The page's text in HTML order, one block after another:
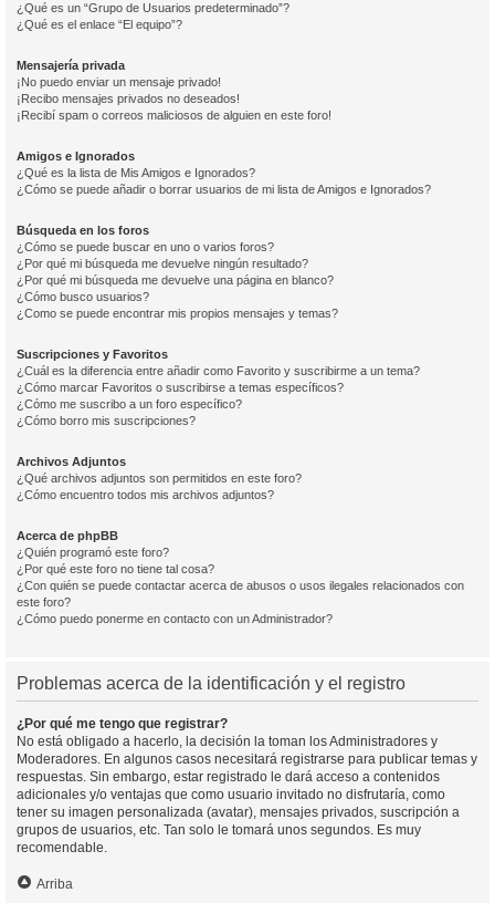
¿Qué es un “Grupo de Usuarios predeterminado”?
¿Qué es el enlace “El equipo”?
Mensajería privada
¡No puedo enviar un mensaje privado!
¡Recibo mensajes privados no deseados!
¡Recibí spam o correos maliciosos de alguien en este foro!
Amigos e Ignorados
¿Qué es la lista de Mis Amigos e Ignorados?
¿Cómo se puede añadir o borrar usuarios de mi lista de Amigos e Ignorados?
Búsqueda en los foros
¿Cómo se puede buscar en uno o varios foros?
¿Por qué mi búsqueda me devuelve ningún resultado?
¿Por qué mi búsqueda me devuelve una página en blanco?
¿Cómo busco usuarios?
¿Como se puede encontrar mis propios mensajes y temas?
Suscripciones y Favoritos
¿Cuál es la diferencia entre añadir como Favorito y suscribirme a un tema?
¿Cómo marcar Favoritos o suscribirse a temas específicos?
¿Cómo me suscribo a un foro específico?
¿Cómo borro mis suscripciones?
Archivos Adjuntos
¿Qué archivos adjuntos son permitidos en este foro?
¿Cómo encuentro todos mis archivos adjuntos?
Acerca de phpBB
¿Quién programó este foro?
¿Por qué este foro no tiene tal cosa?
¿Con quién se puede contactar acerca de abusos o usos ilegales relacionados con
este foro?
¿Cómo puedo ponerme en contacto con un Administrador?
Problemas acerca de la identificación y el registro
¿Por qué me tengo que registrar?
No está obligado a hacerlo, la decisión la toman los Administradores y
Moderadores. En algunos casos necesitará registrarse para publicar temas y
respuestas. Sin embargo, estar registrado le dará acceso a contenidos
adicionales y/o ventajas que como usuario invitado no disfrutaría, como
tener su imagen personalizada (avatar), mensajes privados, suscripción a
grupos de usuarios, etc. Tan solo le tomará unos segundos. Es muy
recomendable.
Arriba